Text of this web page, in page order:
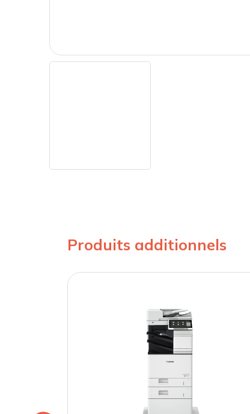
Produits additionnels